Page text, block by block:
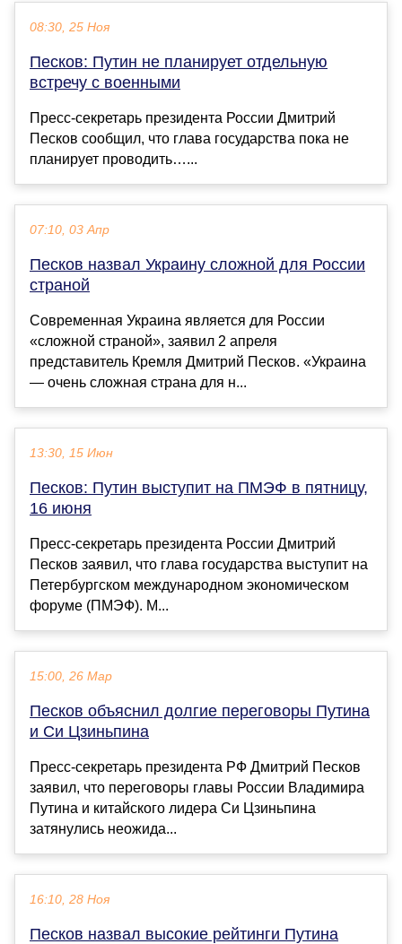
08:30, 25 Ноя
Песков: Путин не планирует отдельную
встречу с военными
Пресс-секретарь президента России Дмитрий
Песков сообщил, что глава государства пока не
планирует проводить…...
07:10, 03 Апр
Песков назвал Украину сложной для России
страной
Современная Украина является для России
«сложной страной», заявил 2 апреля
представитель Кремля Дмитрий Песков. «Украина
— очень сложная страна для н...
13:30, 15 Июн
Песков: Путин выступит на ПМЭФ в пятницу,
16 июня
Пресс-секретарь президента России Дмитрий
Песков заявил, что глава государства выступит на
Петербургском международном экономическом
форуме (ПМЭФ). М...
15:00, 26 Мар
Песков объяснил долгие переговоры Путина
и Си Цзиньпина
Пресс-секретарь президента РФ Дмитрий Песков
заявил, что переговоры главы России Владимира
Путина и китайского лидера Си Цзиньпина
затянулись неожида...
16:10, 28 Ноя
Песков назвал высокие рейтинги Путина